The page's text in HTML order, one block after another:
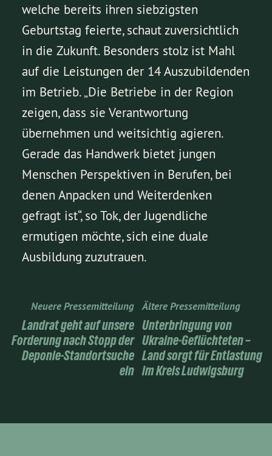
welche bereits ihren siebzigsten
Geburtstag feierte, schaut zuversichtlich
in die Zukunft. Besonders stolz ist Mahl
auf die Leistungen der 14 Auszubildenden
im Betrieb. „Die Betriebe in der Region
zeigen, dass sie Verantwortung
übernehmen und weitsichtig agieren.
Gerade das Handwerk bietet jungen
Menschen Perspektiven in Berufen, bei
denen Anpacken und Weiterdenken
gefragt ist“, so Tok, der Jugendliche
ermutigen möchte, sich eine duale
Ausbildung zuzutrauen.
Neuere Pressemitteilung
Landrat geht auf unsere
Forderung nach Stopp der
Deponie-Standortsuche
ein
Ältere Pressemitteilung
Unterbringung von
Ukraine-Geflüchteten –
Land sorgt für Entlastung
im Kreis Ludwigsburg